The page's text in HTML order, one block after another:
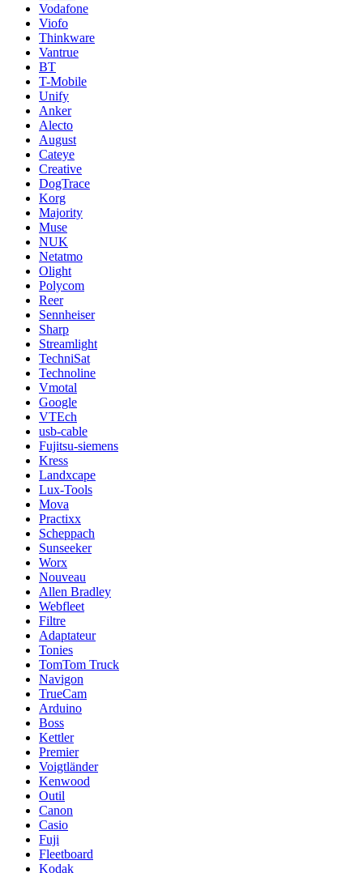
Vodafone
Viofo
Thinkware
Vantrue
BT
T-Mobile
Unify
Anker
Alecto
August
Cateye
Creative
DogTrace
Korg
Majority
Muse
NUK
Netatmo
Olight
Polycom
Reer
Sennheiser
Sharp
Streamlight
TechniSat
Technoline
Vmotal
Google
VTEch
usb-cable
Fujitsu-siemens
Kress
Landxcape
Lux-Tools
Mova
Practixx
Scheppach
Sunseeker
Worx
Nouveau
Allen Bradley
Webfleet
Filtre
Adaptateur
Tonies
TomTom Truck
Navigon
TrueCam
Arduino
Boss
Kettler
Premier
Voigtländer
Kenwood
Outil
Canon
Casio
Fuji
Fleetboard
Kodak